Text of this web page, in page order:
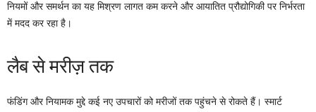
नियमों और समर्थन का यह मिश्रण लागत कम करने और आयातित प्रौद्योगिकी पर निर्भरता
में मदद कर रहा है।
लैब से मरीज़ तक
फंडिंग और नियामक मुद्दे कई नए उपचारों को मरीजों तक पहुंचने से रोकते हैं। स्मार्ट